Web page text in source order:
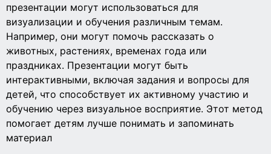
презентации могут использоваться для
визуализации и обучения различным темам.
Например, они могут помочь рассказать о
животных, растениях, временах года или
праздниках. Презентации могут быть
интерактивными, включая задания и вопросы для
детей, что способствует их активному участию и
обучению через визуальное восприятие. Этот метод
помогает детям лучше понимать и запоминать
материал